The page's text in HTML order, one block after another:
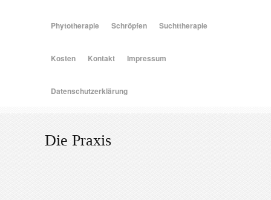
Phytotherapie Schröpfen Suchttherapie
Kosten Kontakt Impressum
Datenschutzerklärung
Die Praxis